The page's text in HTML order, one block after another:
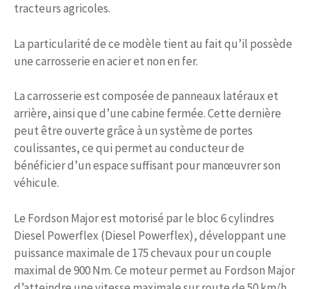
tracteurs agricoles.
La particularité de ce modèle tient au fait qu’il possède
une carrosserie en acier et non en fer.
La carrosserie est composée de panneaux latéraux et
arrière, ainsi que d’une cabine fermée. Cette dernière
peut être ouverte grâce à un système de portes
coulissantes, ce qui permet au conducteur de
bénéficier d’un espace suffisant pour manœuvrer son
véhicule.
Le Fordson Major est motorisé par le bloc 6 cylindres
Diesel Powerflex (Diesel Powerflex), développant une
puissance maximale de 175 chevaux pour un couple
maximal de 900 Nm. Ce moteur permet au Fordson Major